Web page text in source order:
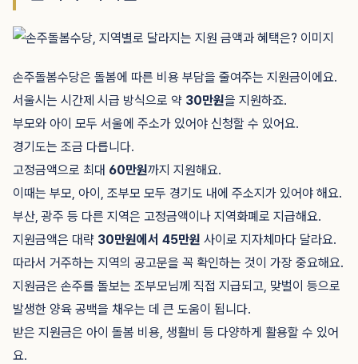
손주돌봄수당은 돌봄에 따른 비용 부담을 줄여주는 지원금이에요.
서울시는 시간제 시급 방식으로 약 30만원을 지원하죠.
부모와 아이 모두 서울에 주소가 있어야 신청할 수 있어요.
경기도는 조금 다릅니다.
고정금액으로 최대 60만원까지 지원해요.
이때는 부모, 아이, 조부모 모두 경기도 내에 주소지가 있어야 해요.
부산, 광주 등 다른 지역은 고정금액이나 지역화폐로 지급해요.
지원금액은 대략 30만원에서 45만원 사이로 지자체마다 달라요.
따라서 거주하는 지역의 공고문을 꼭 확인하는 것이 가장 중요해요.
지원금은 손주를 돌보는 조부모님께 직접 지급되고, 맞벌이 등으로
발생한 양육 공백을 채우는 데 큰 도움이 됩니다.
받은 지원금은 아이 돌봄 비용, 생활비 등 다양하게 활용할 수 있어
요.